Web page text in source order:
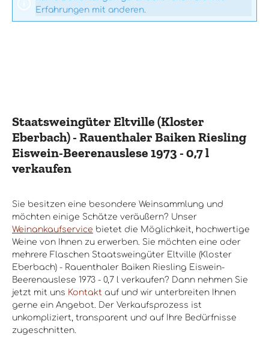
Erfahrungen mit anderen.
Staatsweingüter Eltville (Kloster
Eberbach) - Rauenthaler Baiken Riesling
Eiswein-Beerenauslese 1973 - 0,7 l
verkaufen
Sie besitzen eine besondere Weinsammlung und
möchten einige Schätze veräußern? Unser
Weinankaufservice bietet die Möglichkeit, hochwertige
Weine von Ihnen zu erwerben. Sie möchten eine oder
mehrere Flaschen Staatsweingüter Eltville (Kloster
Eberbach) - Rauenthaler Baiken Riesling Eiswein-
Beerenauslese 1973 - 0,7 l verkaufen? Dann nehmen Sie
jetzt mit uns Kontakt auf und wir unterbreiten Ihnen
gerne ein Angebot. Der Verkaufsprozess ist
unkompliziert, transparent und auf Ihre Bedürfnisse
zugeschnitten.